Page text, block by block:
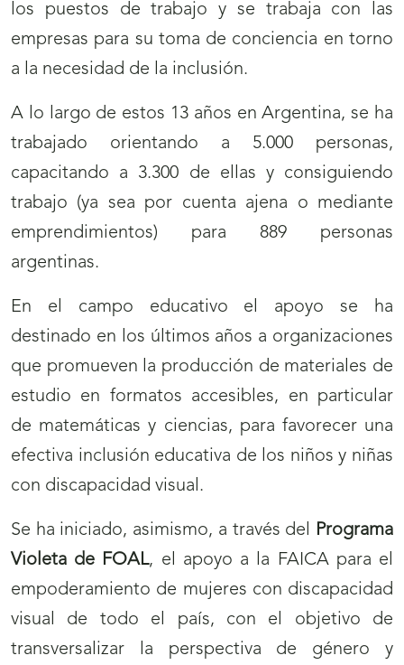
los puestos de trabajo y se trabaja con las
empresas para su toma de conciencia en torno
a la necesidad de la inclusión.
A lo largo de estos 13 años en Argentina, se ha
trabajado orientando a 5.000 personas,
capacitando a 3.300 de ellas y consiguiendo
trabajo (ya sea por cuenta ajena o mediante
emprendimientos) para 889 personas
argentinas.
En el campo educativo el apoyo se ha
destinado en los últimos años a organizaciones
que promueven la producción de materiales de
estudio en formatos accesibles, en particular
de matemáticas y ciencias, para favorecer una
efectiva inclusión educativa de los niños y niñas
con discapacidad visual.
Se ha iniciado, asimismo, a través del Programa
Violeta de FOAL, el apoyo a la FAICA para el
empoderamiento de mujeres con discapacidad
visual de todo el país, con el objetivo de
transversalizar la perspectiva de género y